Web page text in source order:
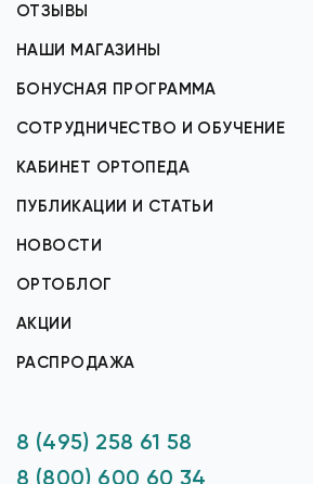
ОТЗЫВЫ
НАШИ МАГАЗИНЫ
БОНУСНАЯ ПРОГРАММА
СОТРУДНИЧЕСТВО И ОБУЧЕНИЕ
КАБИНЕТ ОРТОПЕДА
ПУБЛИКАЦИИ И СТАТЬИ
НОВОСТИ
ОРТОБЛОГ
АКЦИИ
РАСПРОДАЖА
8 (495) 258 61 58
8 (800) 600 60 34